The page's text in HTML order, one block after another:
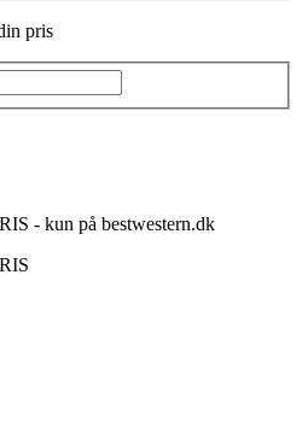
pris
- kun på bestwestern.dk